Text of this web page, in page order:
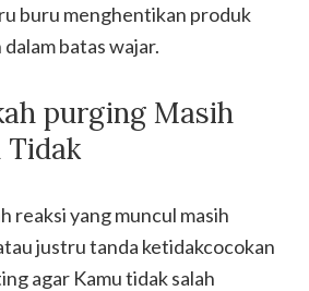
buru menghentikan produk
batas wajar.
purging Masih
reaksi yang muncul masih
justru tanda ketidakcocokan
agar Kamu tidak salah